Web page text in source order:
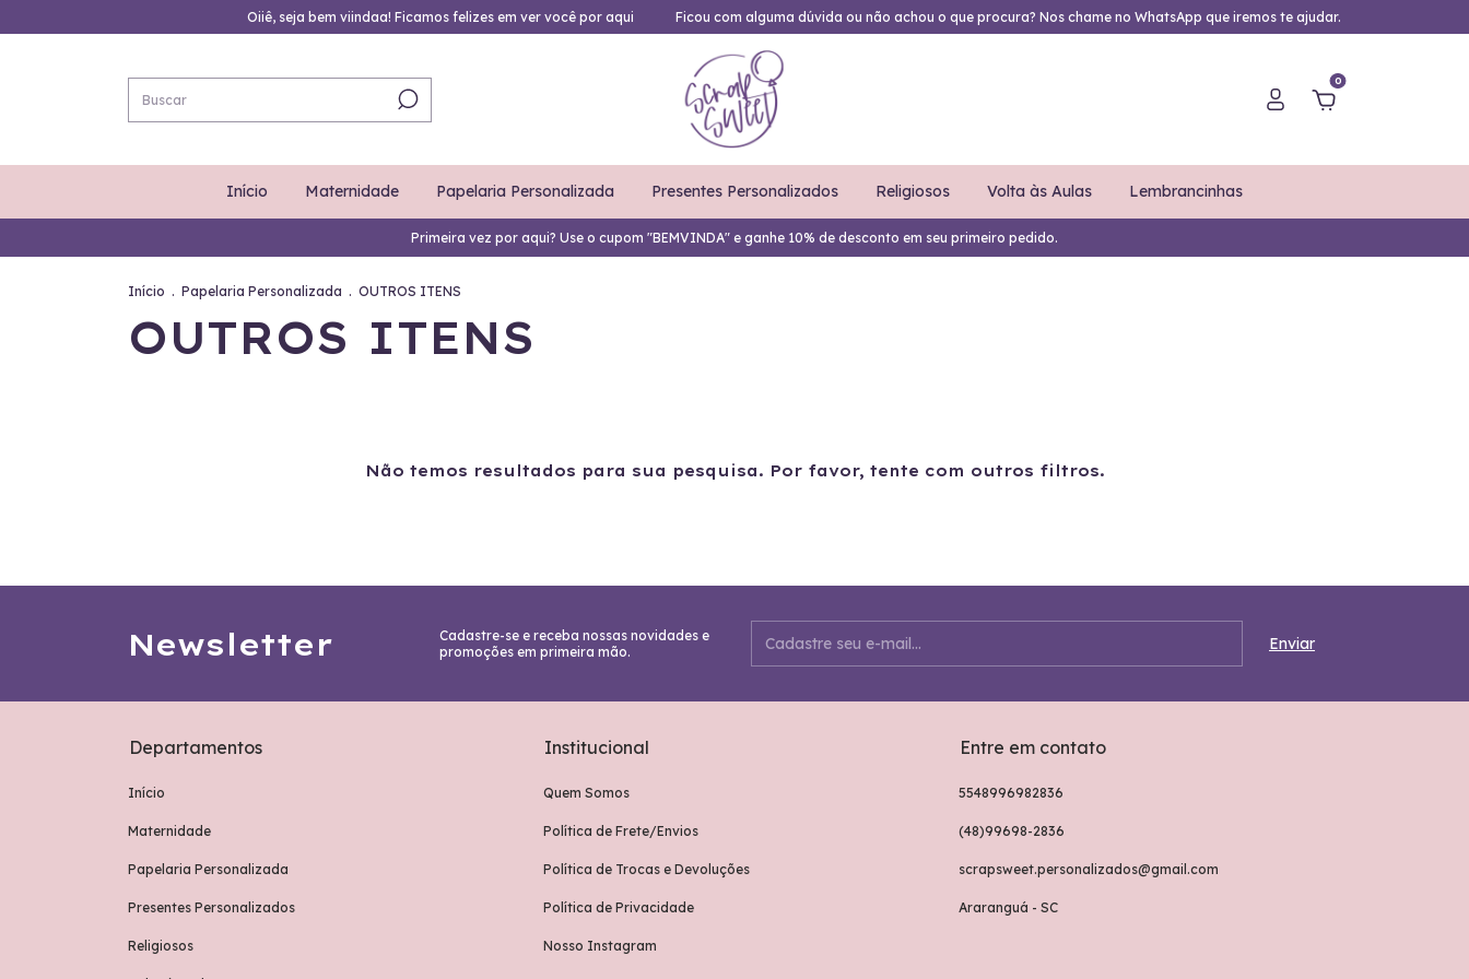
Oiiê, seja bem viindaa! Ficamos felizes em ver você por aqui Ficou com alguma dúvida ou não achou o que procura? Nos chame no WhatsApp que iremos te ajudar.
0
Início Maternidade Papelaria Personalizada Presentes Personalizados Religiosos Volta às Aulas Lembrancinhas
Primeira vez por aqui? Use o cupom "BEMVINDA" e ganhe 10% de desconto em seu primeiro pedido.
Início . Papelaria Personalizada . OUTROS ITENS
OUTROS ITENS
Não temos resultados para sua pesquisa. Por favor, tente com outros filtros.
Newsletter
Cadastre-se e receba nossas novidades e
promoções em primeira mão.
Departamentos
Início
Maternidade
Papelaria Personalizada
Presentes Personalizados
Religiosos
Institucional
Quem Somos
Política de Frete/Envios
Política de Trocas e Devoluções
Política de Privacidade
Nosso Instagram
Entre em contato
5548996982836
(48)99698-2836
scrapsweet.personalizados@gmail.com
Araranguá - SC